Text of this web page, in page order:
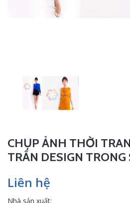
CHỤP ẢNH THỜI
TRẦN DESIGN
Liên hệ
Nhà sản xuất: